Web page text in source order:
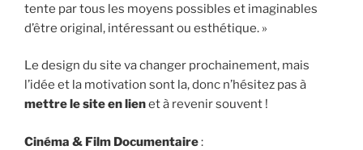
tente par tous les moyens possibles et imaginables
d’être original, intéressant ou esthétique. »
Le design du site va changer prochainement, mais
l’idée et la motivation sont la, donc n’hésitez pas à
mettre le site en lienet à revenir souvent !
Cinéma & Film Documentaire: